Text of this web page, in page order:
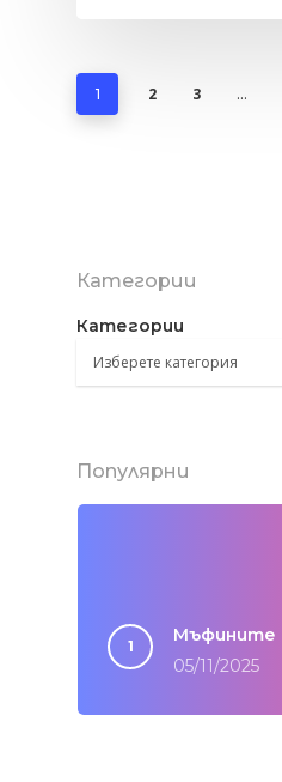
1 2 3 …
Категории
Категории
Популярни
Мъфините
05/11/2025